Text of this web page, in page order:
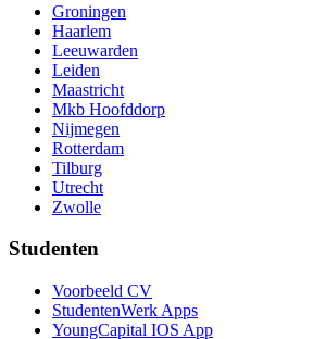
Groningen
Haarlem
Leeuwarden
Leiden
Maastricht
Mkb Hoofddorp
Nijmegen
Rotterdam
Tilburg
Utrecht
Zwolle
Studenten
Voorbeeld CV
StudentenWerk Apps
YoungCapital IOS App